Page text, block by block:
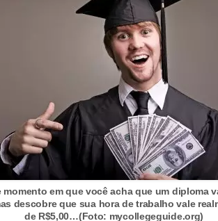
momento em que você acha que um diploma
descobre que sua hora de trabalho vale
de R$5,00…(Foto: mycollegeguide.org)